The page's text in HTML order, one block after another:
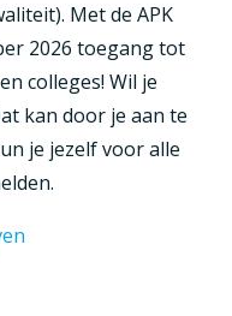
Met de APK
2026 toegang tot
colleges! Wil je
kan door je aan te
je jezelf voor alle